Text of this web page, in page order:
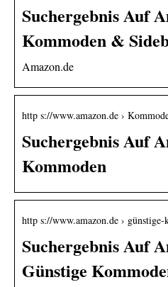
Suchergebnis Auf
Kommoden &
Amazon.de
http s://www.amazon.de ›
Suchergebnis Auf
Kommoden
http s://www.amazon.de ›
Suchergebnis Auf
Günstige